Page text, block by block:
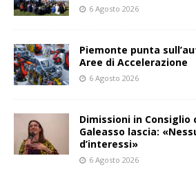
6 Agosto 2026
Piemonte punta
Aree di Accelerazione
6 Agosto 2026
Dimissioni in Consiglio
Galeasso lascia:
d’interessi»
6 Agosto 2026